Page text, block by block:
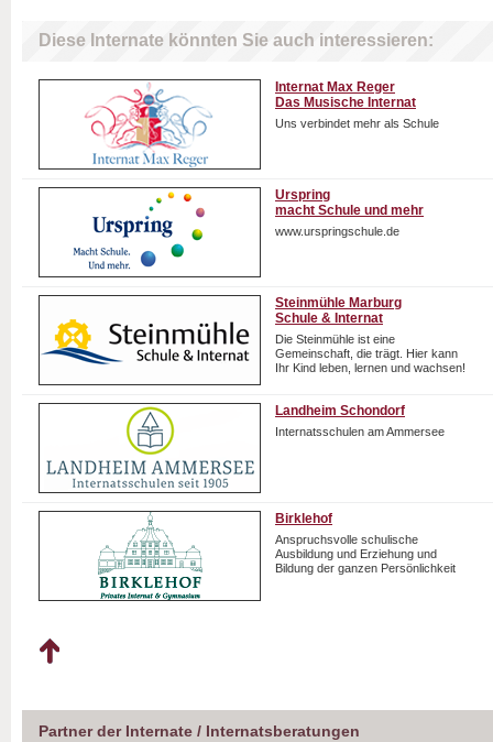
Diese Internate könnten Sie auch interessieren:
Internat Max Reger
Das Musische Internat
Uns verbindet mehr als Schule
Urspring
macht Schule und mehr
www.urspringschule.de
Steinmühle Marburg
Schule & Internat
Die Steinmühle ist eine
Gemeinschaft, die trägt. Hier kann
Ihr Kind leben, lernen und wachsen!
Landheim Schondorf
Internatsschulen am Ammersee
Birklehof
Anspruchsvolle schulische
Ausbildung und Erziehung und
Bildung der ganzen Persönlichkeit
Partner der Internate / Internatsberatungen